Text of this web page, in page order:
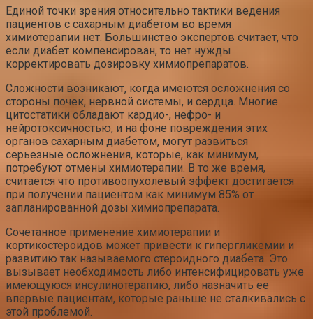
Единой точки зрения относительно тактики ведения
пациентов с сахарным диабетом во время
химиотерапии нет. Большинство экспертов считает, что
если диабет компенсирован, то нет нужды
корректировать дозировку химиопрепаратов.
Сложности возникают, когда имеются осложнения со
стороны почек, нервной системы, и сердца. Многие
цитостатики обладают кардио-, нефро- и
нейротоксичностью, и на фоне повреждения этих
органов сахарным диабетом, могут развиться
серьезные осложнения, которые, как минимум,
потребуют отмены химиотерапии. В то же время,
считается что противоопухолевый эффект достигается
при получении пациентом как минимум 85% от
запланированной дозы химиопрепарата.
Сочетанное применение химиотерапии и
кортикостероидов может привести к гипергликемии и
развитию так называемого стероидного диабета. Это
вызывает необходимость либо интенсифицировать уже
имеющуюся инсулинотерапию, либо назначить ее
впервые пациентам, которые раньше не сталкивались с
этой проблемой.